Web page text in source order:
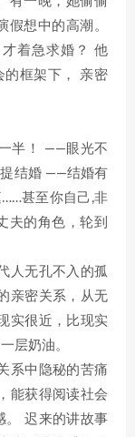
假想中的高潮。
着急求婚？ 他
框架下， 亲密
半！ ——眼光不
结婚 ——结婚有
甚至你自己,非
夫的角色，轮到
人无孔不入的孤
亲密关系，从无
实很近，比现实
层奶油。
系中隐秘的苦痛
能获得阅读社会
。 迟来的讲故事